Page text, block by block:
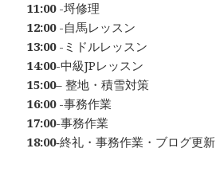
11:00-埒修理
12:00-自馬レッスン
13:00-ミドルレッスン
14:00-中級JPレッスン
15:00– 整地・積雪対策
16:00-事務作業
17:00-事務作業
18:00‐終礼・事務作業・ブログ更新